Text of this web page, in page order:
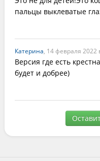
пальцы выклеватые
Катерина, 14 февраля 2022
Версия где есть
будет и добрее)